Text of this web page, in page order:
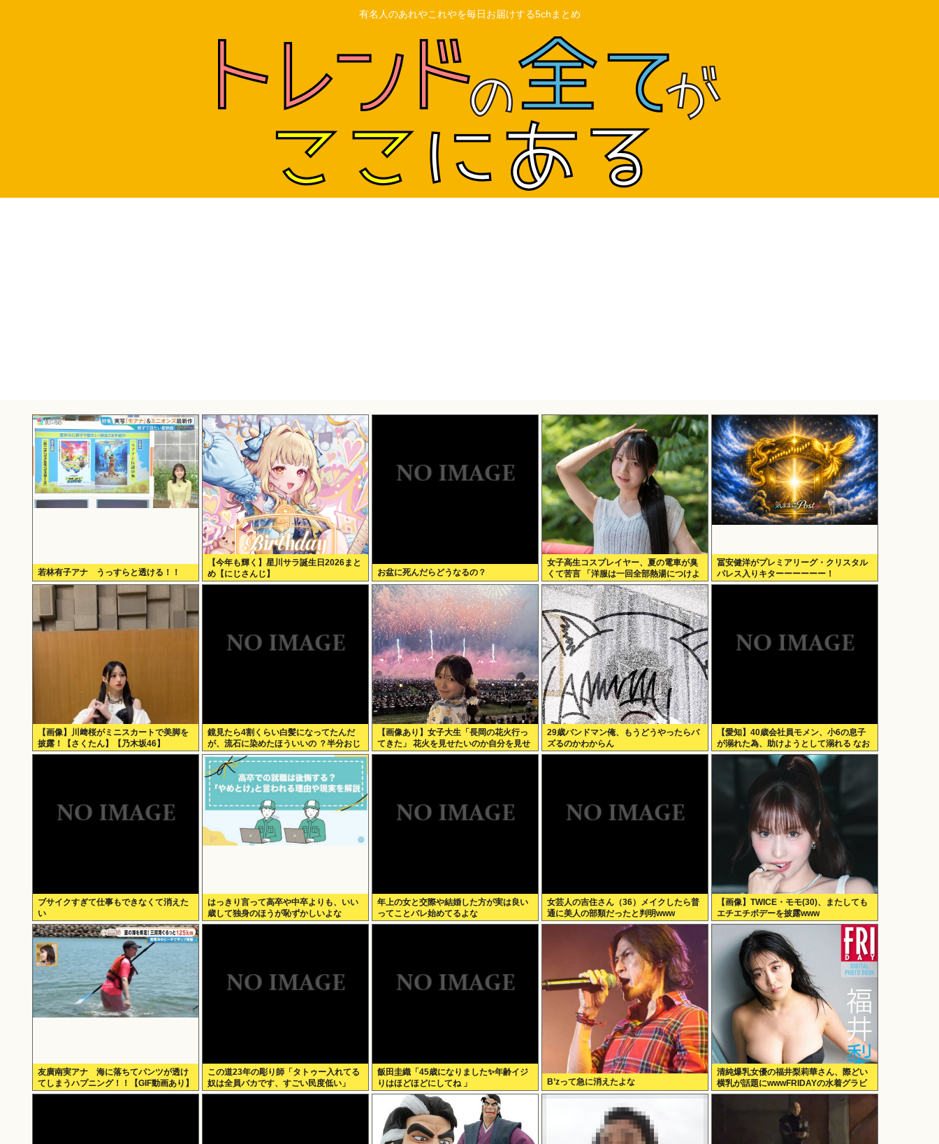
有名人のあれやこれやを毎日お届けする5chまとめ
若林有子アナ うっすらと透ける！！
【今年も輝く】星川サラ誕生日2026まと
め【にじさんじ】
お盆に死んだらどうなるの？
女子高生コスプレイヤー、夏の電車が臭
くて苦言 「洋服は一回全部熱湯につけよ
う！洗濯機はキッチンハイター薄めた水
で一回まわそう！」
冨安健洋がプレミアリーグ・クリスタル
パレス入りキターーーーーー！
【画像】川﨑桜がミニスカートで美脚を
披露！【さくたん】【乃木坂46】
鏡見たら4割くらい白髪になってたんだ
が、流石に染めたほういいの ？半分おじ
いちゃんでドン引きしたわ
【画像あり】女子大生「長岡の花火行っ
てきた」 花火を見せたいのか自分を見せ
たいのかどっちだよ！
29歳バンドマン俺、もうどうやったらバ
ズるのかわからん
【愛知】40歳会社員モメン、小6の息子
が溺れた為、助けようとして溺れる なお
息子は妻が救出
ブサイクすぎて仕事もできなくて消えた
い
はっきり言って高卒や中卒よりも、いい
歳して独身のほうが恥ずかしいよな
年上の女と交際や結婚した方が実は良い
ってことバレ始めてるよな
女芸人の吉住さん（36）メイクしたら普
通に美人の部類だったと判明www
【画像】TWICE・モモ(30)、またしても
エチエチボデーを披露www
友廣南実アナ 海に落ちてパンツが透け
てしまうハプニング！！【GIF動画あり】
この道23年の彫り師「タトゥー入れてる
奴は全員バカです、すごい民度低い」
飯田圭織「45歳になりました✨年齢イジ
りはほどほどにしてね 」
B’zって急に消えたよな
清純爆乳女優の福井梨莉華さん、際どい
横乳が話題にwwwFRIDAYの水着グラビ
アオフショットにファン大興奮！！